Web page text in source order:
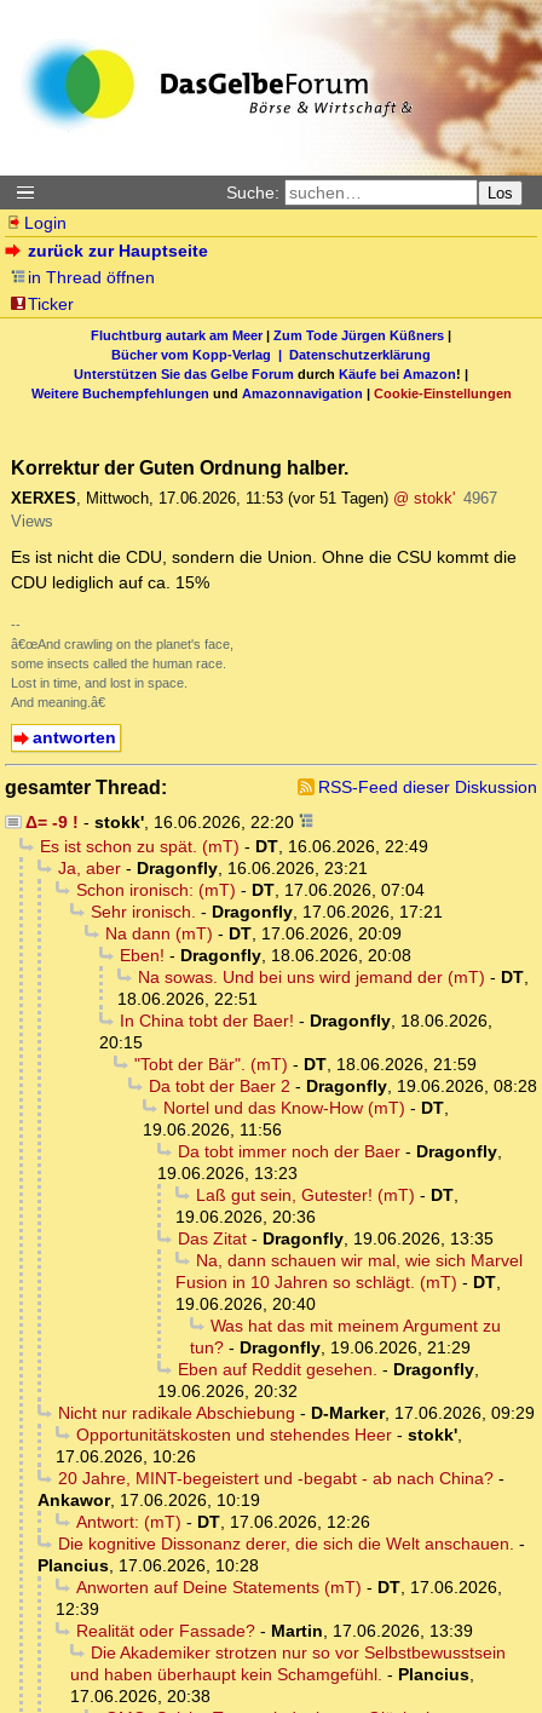
Suche: Los
Login
zurück zur Hauptseite
in Thread öffnen
Ticker
Fluchtburg autark am Meer| Zum Tode Jürgen Küßners |
Bücher vom Kopp-Verlag | Datenschutzerklärung
Unterstützen Sie das Gelbe Forum durch Käufe bei Amazon! |
Weitere Buchempfehlungen und Amazonnavigation | Cookie-Einstellungen
Korrektur der Guten Ordnung halber.
XERXES, Mittwoch, 17.06.2026, 11:53 (vor 51 Tagen) @ stokk' 4967
Views
Es ist nicht die CDU, sondern die Union. Ohne die CSU kommt die
CDU lediglich auf ca. 15%
--
â€œAnd crawling on the planet's face,
some insects called the human race.
Lost in time, and lost in space.
And meaning.â€
antworten
gesamter Thread:
RSS-Feed dieser Diskussion
Δ= -9 ! - stokk', 16.06.2026, 22:20
Es ist schon zu spät. (mT) - DT, 16.06.2026, 22:49
Ja, aber- Dragonfly, 16.06.2026, 23:21
Schon ironisch: (mT) - DT, 17.06.2026, 07:04
Sehr ironisch. - Dragonfly, 17.06.2026, 17:21
Na dann (mT) - DT, 17.06.2026, 20:09
Eben! - Dragonfly, 18.06.2026, 20:08
Na sowas. Und bei uns wird jemand der (mT) - DT,
18.06.2026, 22:51
In China tobt der Baer! - Dragonfly, 18.06.2026,
20:15
"Tobt der Bär". (mT) - DT, 18.06.2026, 21:59
Da tobt der Baer 2 - Dragonfly, 19.06.2026, 08:28
Nortel und das Know-How (mT) - DT,
19.06.2026, 11:56
Da tobt immer noch der Baer- Dragonfly,
19.06.2026, 13:23
Laß gut sein, Gutester! (mT) - DT,
19.06.2026, 20:36
Das Zitat- Dragonfly, 19.06.2026, 13:35
Na, dann schauen wir mal, wie sich Marvel
Fusion in 10 Jahren so schlägt. (mT) - DT,
19.06.2026, 20:40
Was hat das mit meinem Argument zu
tun? - Dragonfly, 19.06.2026, 21:29
Eben auf Reddit gesehen. - Dragonfly,
19.06.2026, 20:32
Nicht nur radikale Abschiebung - D-Marker, 17.06.2026, 09:29
Opportunitätskosten und stehendes Heer- stokk',
17.06.2026, 10:26
20 Jahre, MINT-begeistert und -begabt - ab nach China?-
Ankawor, 17.06.2026, 10:19
Antwort: (mT) - DT, 17.06.2026, 12:26
Die kognitive Dissonanz derer, die sich die Welt anschauen. -
Plancius, 17.06.2026, 10:28
Anworten auf Deine Statements (mT) - DT, 17.06.2026,
12:39
Realität oder Fassade?- Martin, 17.06.2026, 13:39
Die Akademiker strotzen nur so vor Selbstbewusstsein
und haben überhaupt kein Schamgefühl. - Plancius,
17.06.2026, 20:38